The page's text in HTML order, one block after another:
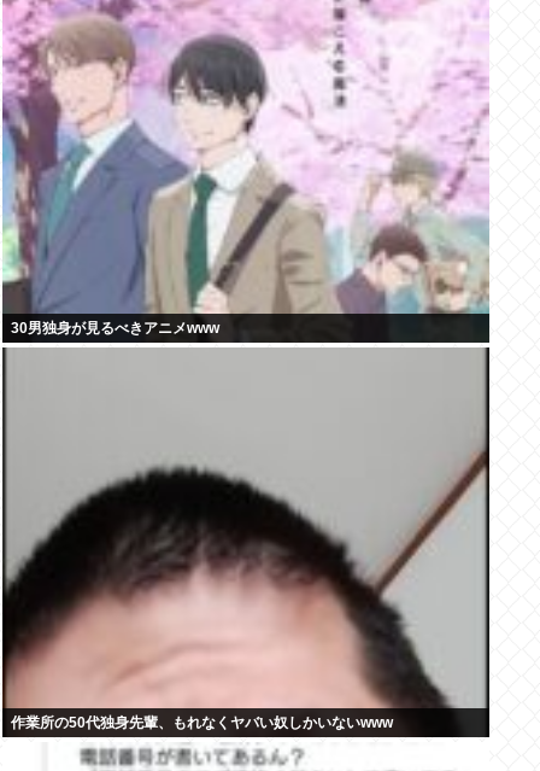
30男独身が見るべきアニメwww
作業所の50代独身先輩、もれなくヤバい奴しかいないwww